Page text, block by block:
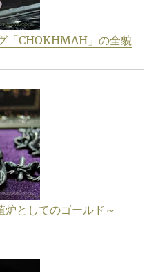
「CHOKHMAH」の全貌
炉としてのゴールド～